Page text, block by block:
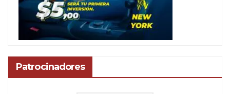
Patrocinadores